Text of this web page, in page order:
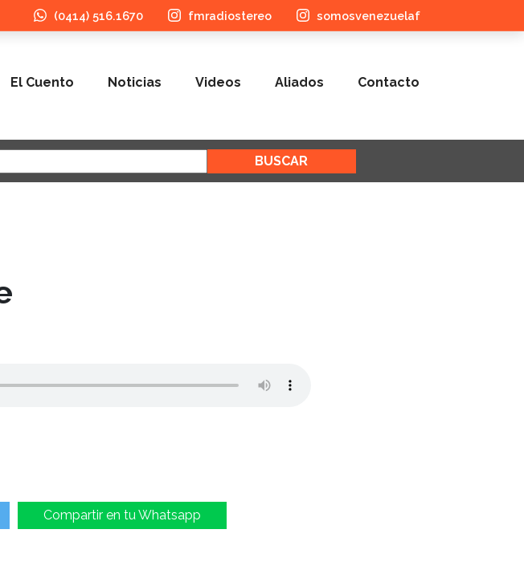
(0414) 516.1670 fmradiostereo somosvenezuelaf
El Cuento Noticias Videos Aliados Contacto
Compartir en tu Whatsapp